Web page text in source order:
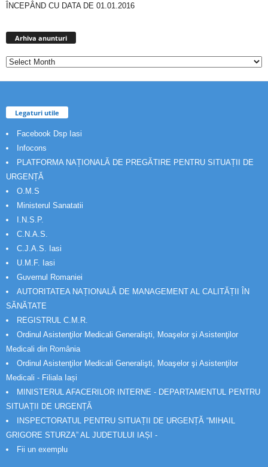
ÎNCEPÂND CU DATA DE 01.01.2016
Arhiva anunturi
Legaturi utile
Facebook Dsp Iasi
Infocons
PLATFORMA NAȚIONALĂ DE PREGĂTIRE PENTRU SITUAȚII DE
URGENȚĂ
O.M.S
Ministerul Sanatatii
I.N.S.P.
C.N.A.S.
C.J.A.S. Iasi
U.M.F. Iasi
Guvernul Romaniei
AUTORITATEA NAȚIONALĂ DE MANAGEMENT AL CALITĂȚII ÎN
SĂNĂTATE
REGISTRUL C.M.R.
Ordinul Asistenţilor Medicali Generalişti, Moaşelor şi Asistenţilor
Medicali din România
Ordinul Asistenţilor Medicali Generalişti, Moaşelor şi Asistenţilor
Medicali - Filiala Iași
MINISTERUL AFACERILOR INTERNE - DEPARTAMENTUL PENTRU
SITUAȚII DE URGENȚĂ
INSPECTORATUL PENTRU SITUAȚII DE URGENȚĂ “MIHAIL
GRIGORE STURZA” AL JUDETULUI IAȘI -
Fii un exemplu